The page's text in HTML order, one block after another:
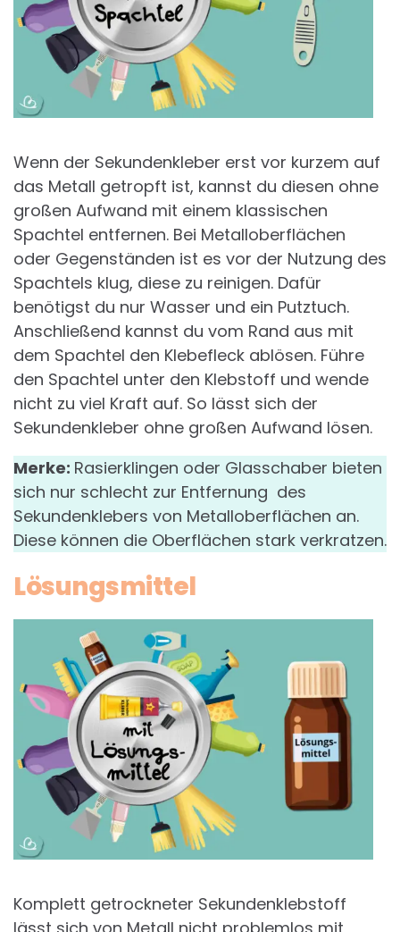
Wenn der Sekundenkleber erst vor kurzem auf
das Metall getropft ist, kannst du diesen ohne
großen Aufwand mit einem klassischen
Spachtel entfernen. Bei Metalloberflächen
oder Gegenständen ist es vor der Nutzung des
Spachtels klug, diese zu reinigen. Dafür
benötigst du nur Wasser und ein Putztuch.
Anschließend kannst du vom Rand aus mit
dem Spachtel den Klebefleck ablösen. Führe
den Spachtel unter den Klebstoff und wende
nicht zu viel Kraft auf. So lässt sich der
Sekundenkleber ohne großen Aufwand lösen.
Merke: Rasierklingen oder Glasschaber bieten
sich nur schlecht zur Entfernung des
Sekundenklebers von Metalloberflächen an.
Diese können die Oberflächen stark verkratzen.
Lösungsmittel
Komplett getrockneter Sekundenklebstoff